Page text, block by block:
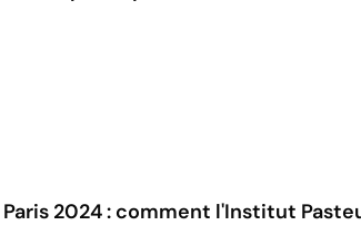
Paris 2024 : comment l'Institut